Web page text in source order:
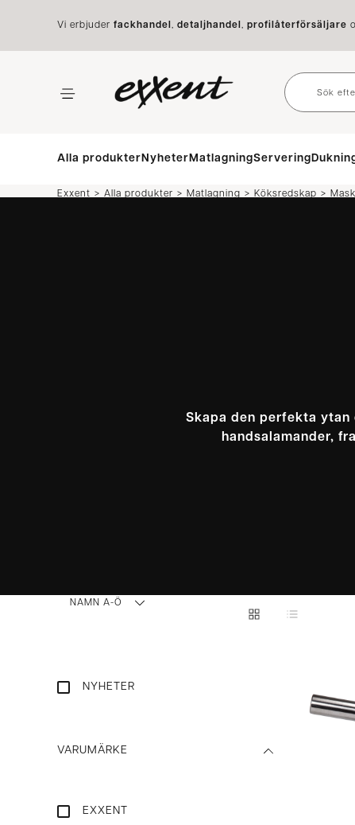
Vi erbjuder fackhandel , detaljhandel , profilåterförsäljare
Alla produkterNyheterMatlagningServering
Exxent > Alla produkter > Matlagning > Köksredskap >
Skapa den perfekta ytan
handsalamander,
NAMN A-Ö
NYHETER
VARUMÄRKE
EXXENT